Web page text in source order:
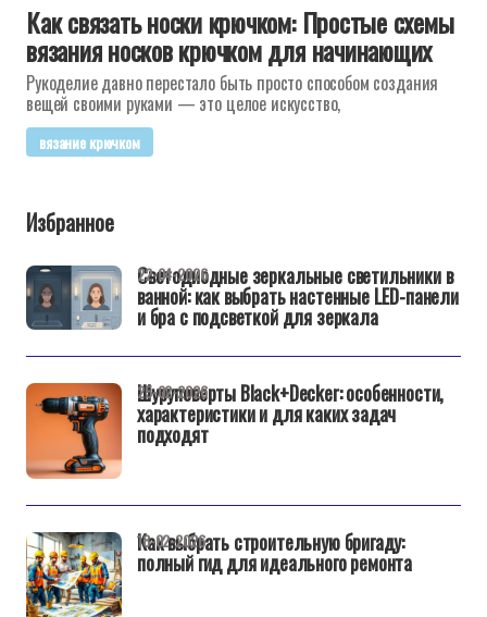
Как связать носки крючком: Простые схемы
вязания носков крючком для начинающих
Рукоделие давно перестало быть просто способом создания
вещей своими руками — это целое искусство,
вязание крючком
Избранное
Светодиодные зеркальные светильники в
ванной: как выбрать настенные LED-панели
и бра с подсветкой для зеркала
22-04-2026
Шуруповерты Black+Decker: особенности,
характеристики и для каких задач
подходят
25-02-2026
Как выбрать строительную бригаду:
полный гид для идеального ремонта
18-02-2026